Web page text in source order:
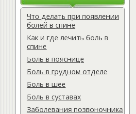
Что делать при появлении
болей в спине
Как и где лечить боль в
спине
Боль в пояснице
Боль в грудном отделе
Боль в шее
Боль в суставах
Заболевания позвоночника